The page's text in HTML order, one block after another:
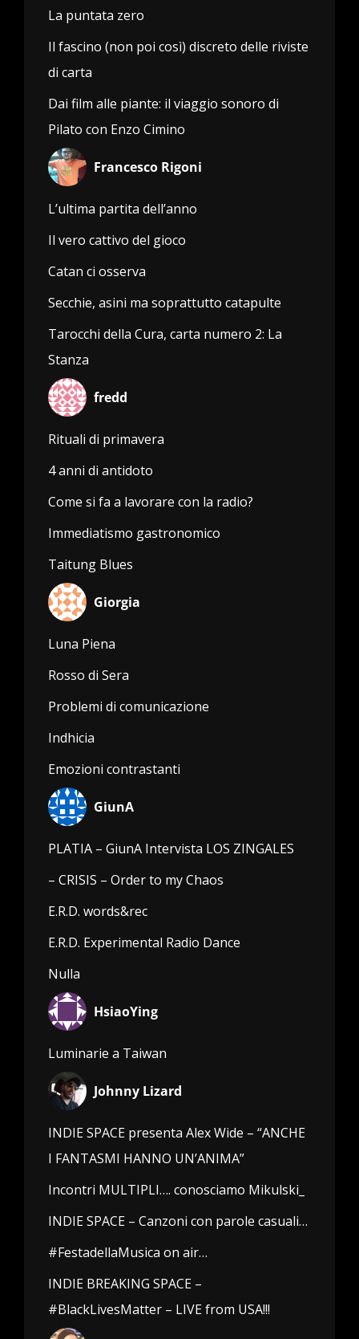
La puntata zero
Il fascino (non poi così) discreto delle riviste
di carta
Dai film alle piante: il viaggio sonoro di
Pilato con Enzo Cimino
Francesco Rigoni
L’ultima partita dell’anno
Il vero cattivo del gioco
Catan ci osserva
Secchie, asini ma soprattutto catapulte
Tarocchi della Cura, carta numero 2: La
Stanza
fredd
Rituali di primavera
4 anni di antidoto
Come si fa a lavorare con la radio?
Immediatismo gastronomico
Taitung Blues
Giorgia
Luna Piena
Rosso di Sera
Problemi di comunicazione
Indhicia
Emozioni contrastanti
GiunA
PLATIA – GiunA Intervista LOS ZINGALES
– CRISIS – Order to my Chaos
E.R.D. words&rec
E.R.D. Experimental Radio Dance
Nulla
HsiaoYing
Luminarie a Taiwan
Johnny Lizard
INDIE SPACE presenta Alex Wide – “ANCHE
I FANTASMI HANNO UN’ANIMA”
Incontri MULTIPLI…. conosciamo Mikulski_
INDIE SPACE – Canzoni con parole casuali…
#FestadellaMusica on air…
INDIE BREAKING SPACE –
#BlackLivesMatter – LIVE from USA!!!